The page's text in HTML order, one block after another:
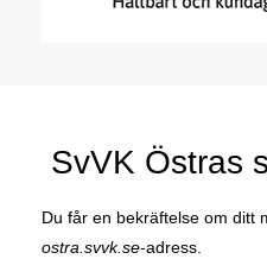
SvVK Östras
Du får en bekräftelse om ditt
ostra.svvk.se-adress.